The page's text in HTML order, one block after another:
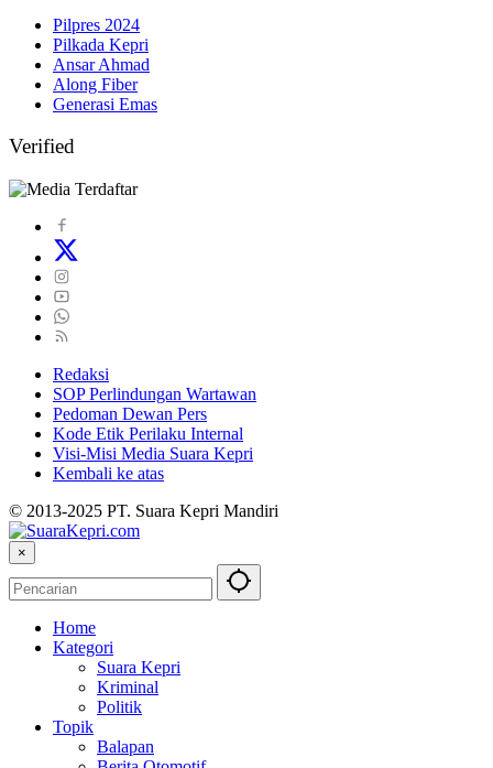
Pilpres 2024
Pilkada Kepri
Ansar Ahmad
Along Fiber
Generasi Emas
Verified
Redaksi
SOP Perlindungan Wartawan
Pedoman Dewan Pers
Kode Etik Perilaku Internal
Visi-Misi Media Suara Kepri
Kembali ke atas
© 2013-2025 PT. Suara Kepri Mandiri
×
Home
Kategori
Suara Kepri
Kriminal
Politik
Topik
Balapan